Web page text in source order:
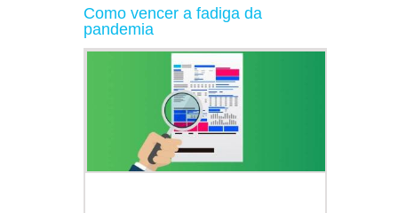
Como vencer a fadiga da
pandemia